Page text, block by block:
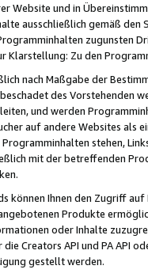
Website und in
ausschließlich gemäß
zugunsten
Klarstellung: Zu den
nach Maßgabe der
des Vorstehenden
und werden
auf andere Websites als
stehen,
mit der betreffenden
können Ihnen den Zugriff
Produkte
oder Inhalte
Creators API und PA API
gestellt werden.